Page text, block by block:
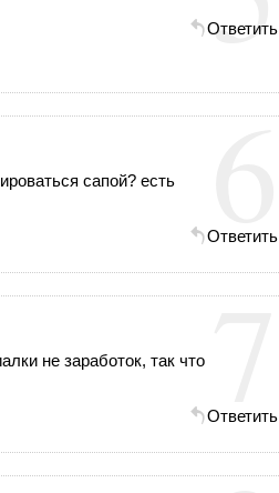
Ответить
6
сапой? есть
Ответить
7
не заработок, так что
Ответить